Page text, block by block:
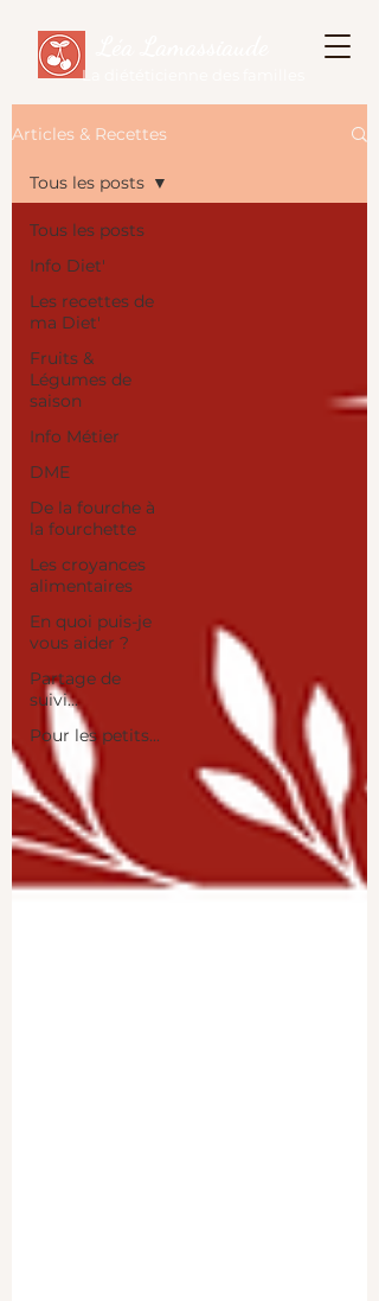
La diététicienne des familles
Articles & Recettes
Tous les posts
Info Diet'
Les recettes de
ma Diet'
Fruits &
Légumes de
saison
Info Métier
DME
De la fourche à
la fourchette
Les croyances
alimentaires
En quoi puis-je
vous aider ?
Partage de
suivi...
Pour les petits...
Tous les posts